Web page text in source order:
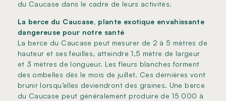
du Caucase dans le cadre de leurs activités.
La berce du Caucase, plante exotique envahissante
dangereuse pour notre santé
La berce du Caucase peut mesurer de 2 à 5 mètres de
hauteur et ses feuilles, atteindre 1,5 mètre de largeur
et 3 mètres de longueur. Les fleurs blanches forment
des ombelles dès le mois de juillet. Ces dernières vont
brunir lorsqu’elles deviendront des graines. Une berce
du Caucase peut généralement produire de 15 000 à